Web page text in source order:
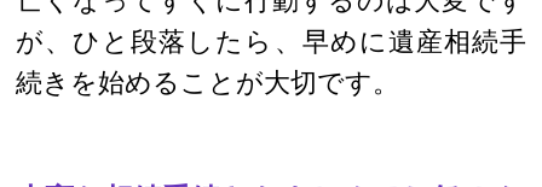
が、ひと段落したら、早めに遺産相続手
続きを始めることが大切です。